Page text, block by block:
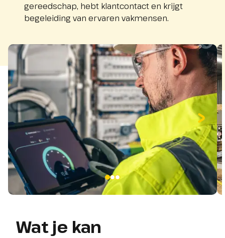
gereedschap, hebt klantcontact en krijgt
begeleiding van ervaren vakmensen.
Wat je kan